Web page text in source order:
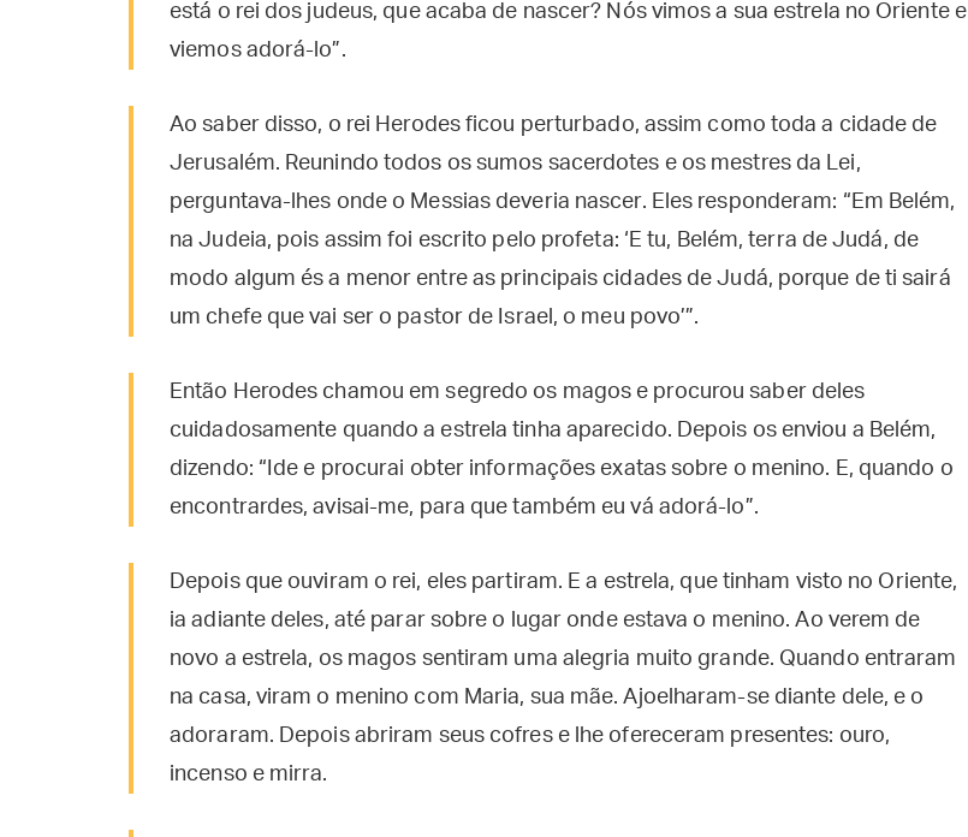
está o rei dos judeus, que acaba de nascer? Nós vimos a sua estrela no Oriente e
viemos adorá-lo”.
Ao saber disso, o rei Herodes ficou perturbado, assim como toda a cidade de
Jerusalém. Reunindo todos os sumos sacerdotes e os mestres da Lei,
perguntava-lhes onde o Messias deveria nascer. Eles responderam: “Em Belém,
na Judeia, pois assim foi escrito pelo profeta: ‘E tu, Belém, terra de Judá, de
modo algum és a menor entre as principais cidades de Judá, porque de ti sairá
um chefe que vai ser o pastor de Israel, o meu povo’”.
Então Herodes chamou em segredo os magos e procurou saber deles
cuidadosamente quando a estrela tinha aparecido. Depois os enviou a Belém,
dizendo: “Ide e procurai obter informações exatas sobre o menino. E, quando o
encontrardes, avisai-me, para que também eu vá adorá-lo”.
Depois que ouviram o rei, eles partiram. E a estrela, que tinham visto no Oriente,
ia adiante deles, até parar sobre o lugar onde estava o menino. Ao verem de
novo a estrela, os magos sentiram uma alegria muito grande. Quando entraram
na casa, viram o menino com Maria, sua mãe. Ajoelharam-se diante dele, e o
adoraram. Depois abriram seus cofres e lhe ofereceram presentes: ouro,
incenso e mirra.